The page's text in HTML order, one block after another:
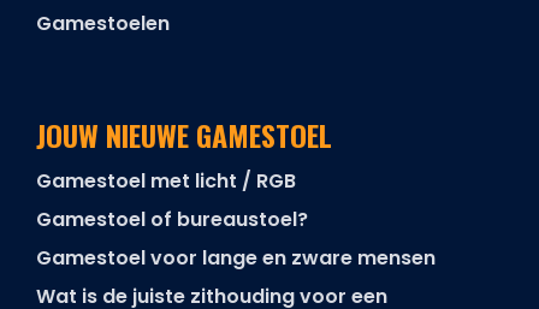
Gamestoelen
JOUW NIEUWE GAMESTOEL
Gamestoel met licht / RGB
Gamestoel of bureaustoel?
Gamestoel voor lange en zware mensen
Wat is de juiste zithouding voor een